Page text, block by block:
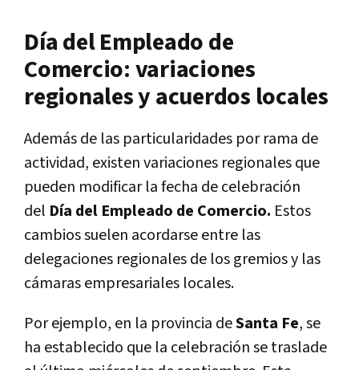
Día del Empleado de
Comercio: variaciones
regionales y acuerdos locales
Además de las particularidades por rama de
actividad, existen variaciones regionales que
pueden modificar la fecha de celebración
del Día del Empleado de Comercio. Estos
cambios suelen acordarse entre las
delegaciones regionales de los gremios y las
cámaras empresariales locales.
Por ejemplo, en la provincia deSanta Fe, se
ha establecido que la celebración se traslade